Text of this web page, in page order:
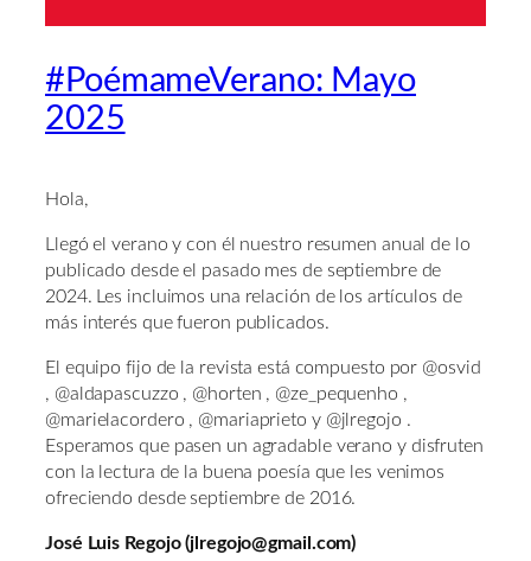
#PoémameVerano: Mayo
2025
Hola,
Llegó el verano y con él nuestro resumen anual de lo
publicado desde el pasado mes de septiembre de
2024. Les incluimos una relación de los artículos de
más interés que fueron publicados.
El equipo fijo de la revista está compuesto por @osvid
, @aldapascuzzo , @horten , @ze_pequenho ,
@marielacordero , @mariaprieto y @jlregojo .
Esperamos que pasen un agradable verano y disfruten
con la lectura de la buena poesía que les venimos
ofreciendo desde septiembre de 2016.
José Luis Regojo (jlregojo@gmail.com)